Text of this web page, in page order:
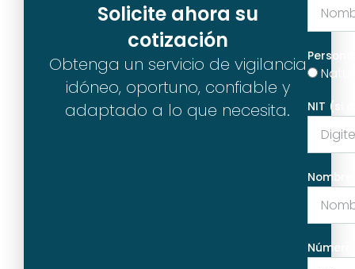
Solicite ahora su
cotización
Obtenga un servicio de vigilancia
idóneo, oportuno, confiable y
adaptado a lo que necesita.
NIT (si